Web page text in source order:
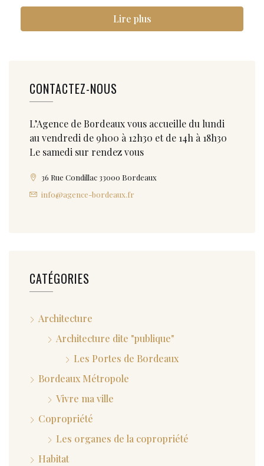
Lire plus
CONTACTEZ-NOUS
L’Agence de Bordeaux vous accueille du lundi
au vendredi de 9h00 à 12h30 et de 14h à 18h30
Le samedi sur rendez vous
36 Rue Condillac 33000 Bordeaux
info@agence-bordeaux.fr
CATÉGORIES
Architecture
Architecture dite "publique"
Les Portes de Bordeaux
Bordeaux Métropole
Vivre ma ville
Copropriété
Les organes de la copropriété
Habitat